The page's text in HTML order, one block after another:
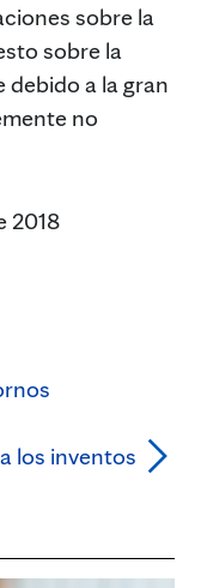
sobre la
sobre la
debido a la gran
no
2018
los inventos